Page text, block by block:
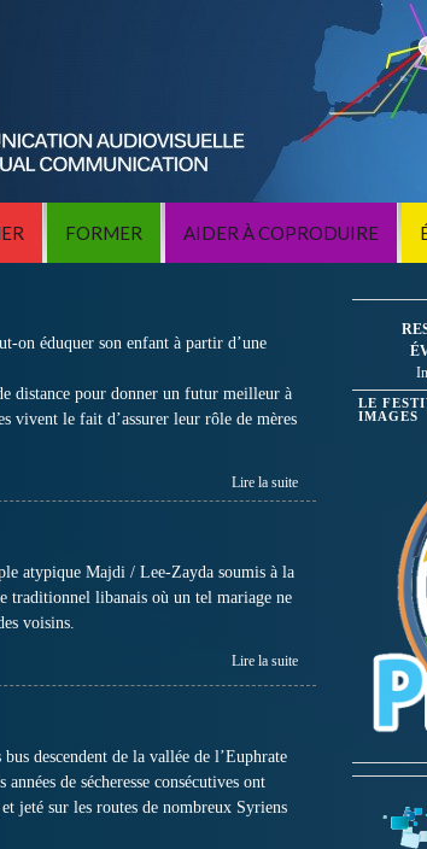
FORMER AIDER À COPRODUIRE
on éduquer son enfant à partir d’une
distance pour donner un futur meilleur à
vivent le fait d’assurer leur rôle de mères
Lire la suite
atypique Majdi / Lee-Zayda soumis à la
traditionnel libanais où un tel mariage ne
voisins.
Lire la suite
descendent de la vallée de l’Euphrate
de sécheresse consécutives ont
jeté sur les routes de nombreux Syriens
LE
IMAGES